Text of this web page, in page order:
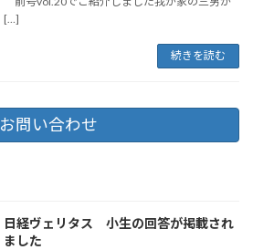
[…]
続きを読む
お問い合わせ
日経ヴェリタス 小生の回答が掲載され
ました